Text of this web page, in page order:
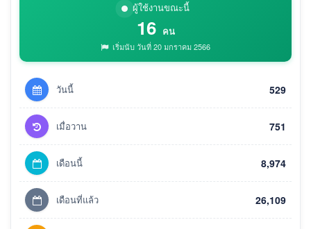
ผู้ใช้งานขณะนี้
16 คน
เริ่มนับ วันที่ 20 มกราคม 2566
วันนี้ 529
เมื่อวาน 751
เดือนนี้ 8,974
เดือนที่แล้ว 26,109